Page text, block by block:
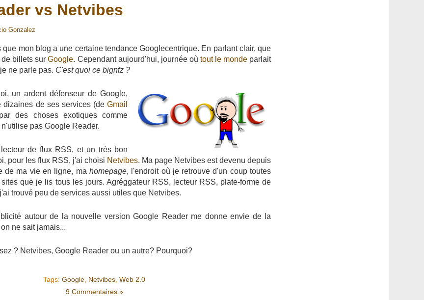
vs Netvibes
Gonzalez
mon blog a une certaine tendance Googlecentrique. En parlant clair, que
de billets surGoogle. Cependant aujourd'hui, journée où tout le mondeparlait
ne parle pas. C'est quoi ce bigntz ?
un ardent défenseur de Google,
dizaines de ses services (de Gmail
des choses exotiques comme
pas Google Reader.
de flux RSS, et un très bon
pour les flux RSS, j'ai choisi Netvibes. Ma page Netvibes est devenu depuis
de ma vie en ligne, ma homepage, l'endroit où je retrouve d'un coup toutes
que je lis tous les jours. Agréggateur RSS, lecteur RSS, plate-forme de
trouvé peu de services aussi utiles que Netvibes.
autour de la nouvelle version Google Reader me donne envie de la
ne sait jamais...
? Netvibes, Google Reader ou un autre? Pourquoi?
Tags: Google Netvibes Web 2.0
9 Commentaires »